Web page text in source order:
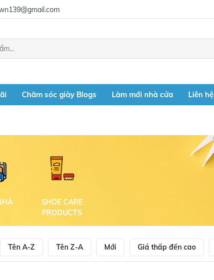
Chăm sóc giày Blogs Làm mới nhà cửa Liên hệ
SHOE CARE
PRODUCTS
Tên A-Z Tên Z-A Mới Giá thấp đến cao